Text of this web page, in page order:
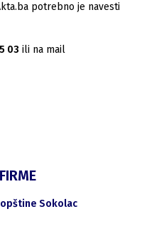
potrebno je navesti
03 ili na mail
Sokolac